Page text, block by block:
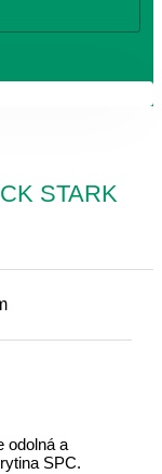
STARK
odolná a
SPC.